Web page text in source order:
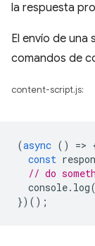
la respuesta
El envío de una
comandos de
content-script.js:
(async () =>
const
// do
console. log(
})();